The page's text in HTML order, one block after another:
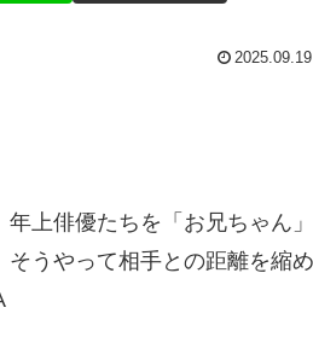
2025.09.19
上俳優たちを「お兄ちゃん」
うやって相手との距離を縮め